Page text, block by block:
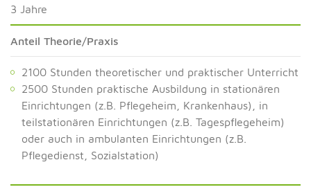
3 Jahre
Anteil Theorie/Praxis
2100 Stunden theoretischer und praktischer Unterricht
2500 Stunden praktische Ausbildung in stationären
Einrichtungen (z.B. Pflegeheim, Krankenhaus), in
teilstationären Einrichtungen (z.B. Tagespflegeheim)
oder auch in ambulanten Einrichtungen (z.B.
Pflegedienst, Sozialstation)